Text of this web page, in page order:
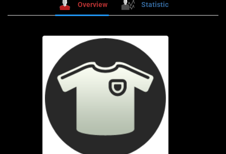
Overview Statistic